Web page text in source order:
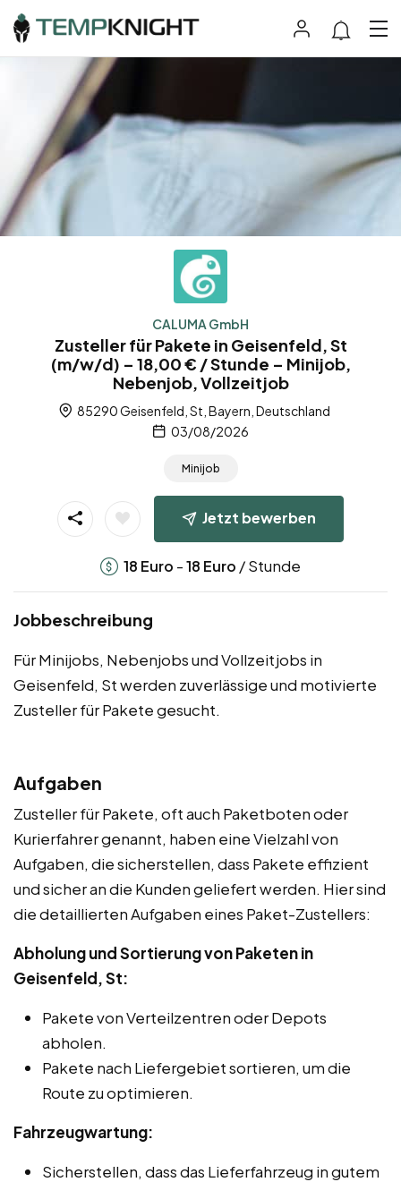
CALUMA GmbH
Zusteller für Pakete in Geisenfeld, St
(m/w/d) – 18,00 € / Stunde – Minijob,
Nebenjob, Vollzeitjob
85290 Geisenfeld, St, Bayern, Deutschland
03/08/2026
Minijob
Jetzt bewerben
18 Euro -18 Euro / Stunde
Jobbeschreibung
Für Minijobs, Nebenjobs und Vollzeitjobs in
Geisenfeld, St werden zuverlässige und motivierte
Zusteller für Pakete gesucht.
Aufgaben
Zusteller für Pakete, oft auch Paketboten oder
Kurierfahrer genannt, haben eine Vielzahl von
Aufgaben, die sicherstellen, dass Pakete effizient
und sicher an die Kunden geliefert werden. Hier sind
die detaillierten Aufgaben eines Paket-Zustellers:
Abholung und Sortierung von Paketen in
Geisenfeld, St:
Pakete von Verteilzentren oder Depots
abholen.
Pakete nach Liefergebiet sortieren, um die
Route zu optimieren.
Fahrzeugwartung:
Sicherstellen, dass das Lieferfahrzeug in gutem